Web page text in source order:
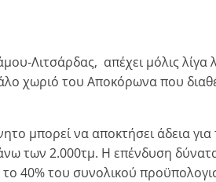
Λιτσάρδας, απέχει μόλις λίγα
χωριό του Αποκόρωνα που
μπορεί να αποκτήσει άδεια
των 2.000τμ. Η επένδυση
40% του συνολικού